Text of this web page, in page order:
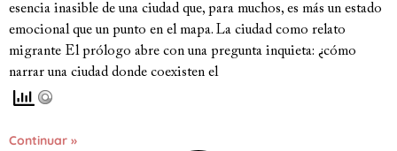
esencia inasible de una ciudad que, para muchos, es más un estado
emocional que un punto en el mapa. La ciudad como relato
migrante El prólogo abre con una pregunta inquieta: ¿cómo
narrar una ciudad donde coexisten el
Continuar »